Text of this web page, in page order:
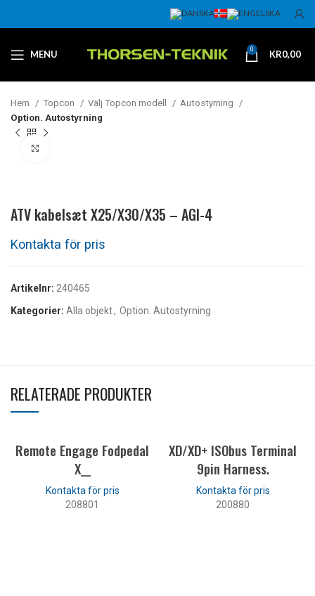
MENU 0 KR0,00
Hem Topcon Välj Topcon modell
Autostyrning
Option. Autostyrning
ATV kabelsæt X25/X30/X35 – AGI-4
Artikelnr: 240465
Kategorier: Alla objekt, Option. Autostyrning
RELATERADE PRODUKTER
Remote Engage Fodpedal
X__
208801
XD/XD+ ISObus Terminal
9pin Harness.
200880